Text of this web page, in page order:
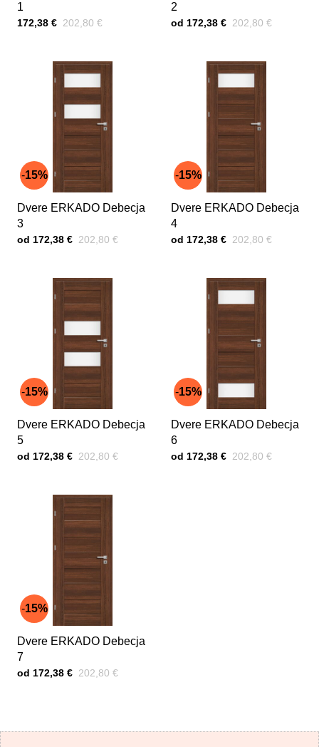
1
Cena s DPH
172,38 € Pred zľavou:
202,80 €
2
Cena s DPH
od 172,38 € Pred zľavou:
202,80 €
Dvere ERKADO Debecja
3
Cena s DPH
od 172,38 € Pred zľavou:
202,80 €
15%
Dvere ERKADO Debecja
4
Cena s DPH
od 172,38 € Pred zľavou:
202,80 €
15%
Dvere ERKADO Debecja
5
Cena s DPH
od 172,38 € Pred zľavou:
202,80 €
15%
Dvere ERKADO Debecja
6
Cena s DPH
od 172,38 € Pred zľavou:
202,80 €
15%
Dvere ERKADO Debecja
7
Cena s DPH
od 172,38 € Pred zľavou:
202,80 €
15%